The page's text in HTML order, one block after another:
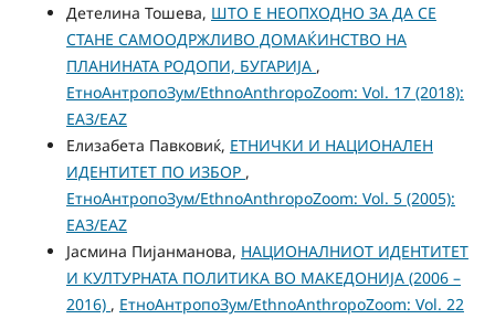
Детелина Тошева, ШТО Е НЕОПХОДНО ЗА ДА СЕ
СТАНЕ САМООДРЖЛИВО ДОМАЌИНСТВО НА
ПЛАНИНАТА РОДОПИ, БУГАРИЈА ,
ЕтноАнтропоЗум/EthnoAnthropoZoom: Vol. 17 (2018):
ЕАЗ/EAZ
Елизабета Павковиќ, ЕТНИЧКИ И НАЦИОНАЛЕН
ИДЕНТИТЕТ ПО ИЗБОР ,
ЕтноАнтропоЗум/EthnoAnthropoZoom: Vol. 5 (2005):
ЕАЗ/EAZ
Јасмина Пијанманова, НАЦИОНАЛНИОТ ИДЕНТИТЕТ
И КУЛТУРНАТА ПОЛИТИКА ВО МАКЕДОНИЈА (2006 –
2016) , ЕтноАнтропоЗум/EthnoAnthropoZoom: Vol. 22